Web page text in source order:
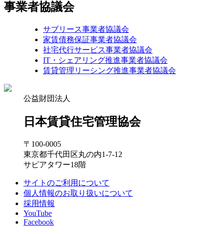
事業者協議会
サブリース事業者協議会
家賃債務保証事業者協議会
社宅代行サービス事業者協議会
IT・シェアリング推進事業者協議会
賃貸管理リーシング推進事業者協議会
公益財団法人
日本賃貸住宅管理協会
〒100-0005
東京都千代田区丸の内1-7-12
サピアタワー18階
サイトのご利用について
個人情報のお取り扱いについて
採用情報
YouTube
Facebook